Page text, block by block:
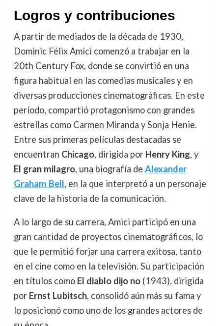
Logros y contribuciones
A partir de mediados de la década de 1930,
Dominic Félix Amici comenzó a trabajar en la
20th Century Fox, donde se convirtió en una
figura habitual en las comedias musicales y en
diversas producciones cinematográficas. En este
período, compartió protagonismo con grandes
estrellas como Carmen Miranda y Sonja Henie.
Entre sus primeras películas destacadas se
encuentran Chicago, dirigida por Henry King, y
El gran milagro, una biografía de Alexander
Graham Bell, en la que interpretó a un personaje
clave de la historia de la comunicación.
A lo largo de su carrera, Amici participó en una
gran cantidad de proyectos cinematográficos, lo
que le permitió forjar una carrera exitosa, tanto
en el cine como en la televisión. Su participación
en títulos como El diablo dijo no(1943), dirigida
por Ernst Lubitsch, consolidó aún más su fama y
lo posicionó como uno de los grandes actores de